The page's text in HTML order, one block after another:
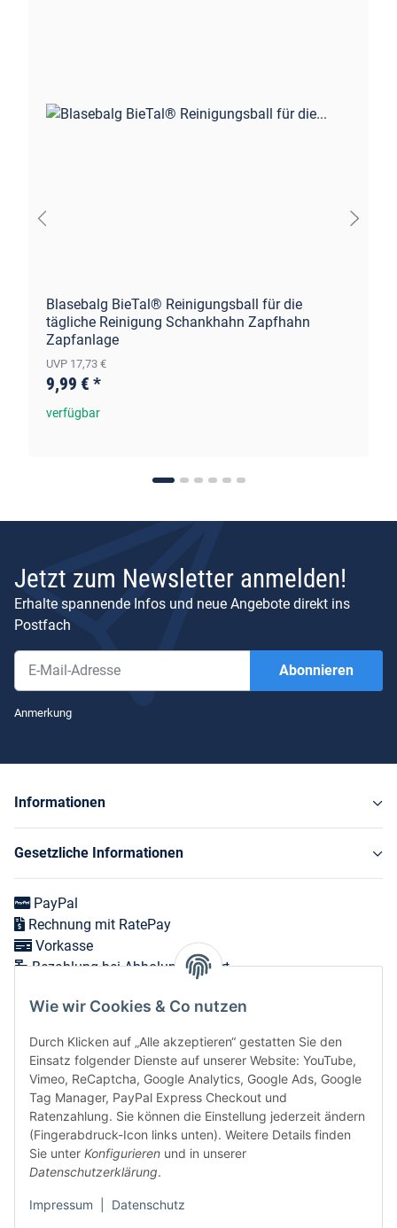
Wie wir Cookies & Co nutzen
Durch Klicken auf „Alle akzeptieren“ gestatten Sie den
Einsatz folgender Dienste auf unserer Website: YouTube,
Vimeo, ReCaptcha, Google Analytics, Google Ads, Google
Tag Manager, PayPal Express Checkout und
Ratenzahlung. Sie können die Einstellung jederzeit ändern
(Fingerabdruck-Icon links unten). Weitere Details finden
Sie unter Konfigurieren und in unserer
Datenschutzerklärung.
Impressum Datenschutz
Blasebalg BieTal® Reinigungsball für die
tägliche Reinigung Schankhahn Zapfhahn
Zapfanlage
UVP 17,73 €
9,99 € *
verfügbar
Jetzt zum Newsletter anmelden!
Erhalte spannende Infos und neue Angebote direkt ins
Postfach
Abonnieren
Anmerkung
Informationen
Gesetzliche Informationen
PayPal
Rechnung mit RatePay
Vorkasse
Bezahlung bei Abholung vor Ort
Versand in 1-3 Werktagen innerhalb Deutschlands
Expressversand zum nächsten Werktag bei Bestellungen
bis 12 Uhr möglich
Vertrag widerrufen
Sicher bezahlen via: